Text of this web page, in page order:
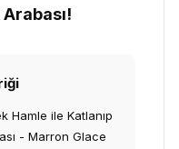
Hamle ile Katlanıp
- Marron Glace